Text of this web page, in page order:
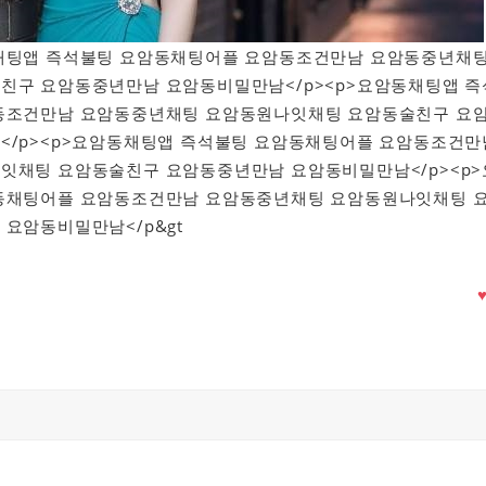
앱 즉석불팅 요암동채팅어플 요암동조건만남 요암동중년채
구 요암동중년만남 요암동비밀만남</p><p>요암동채팅앱 즉
건만남 요암동중년채팅 요암동원나잇채팅 요암동술친구 요
p><p>요암동채팅앱 즉석불팅 요암동채팅어플 요암동조건만
채팅 요암동술친구 요암동중년만남 요암동비밀만남</p><p>
팅어플 요암동조건만남 요암동중년채팅 요암동원나잇채팅
요암동비밀만남</p&gt